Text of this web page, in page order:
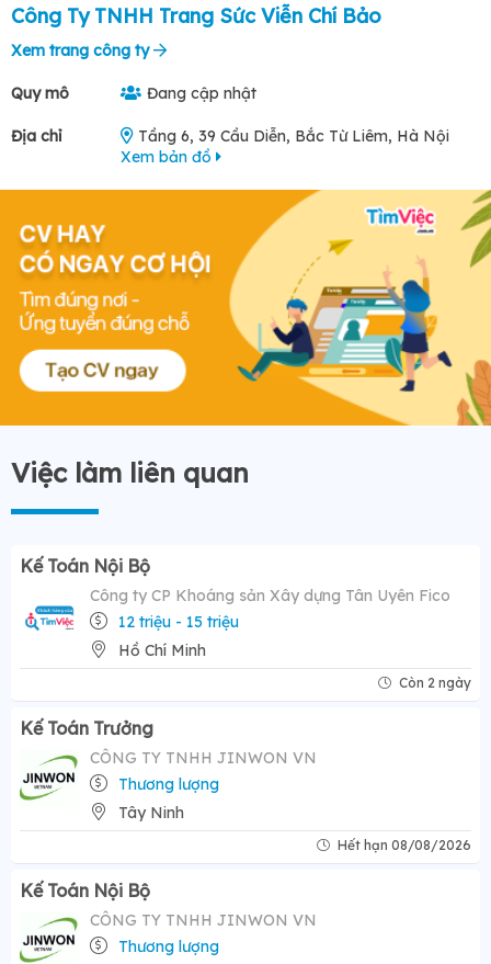
Công Ty TNHH Trang Sức Viễn Chí Bảo
Xem trang công ty
Quy mô Đang cập nhật
Địa chỉ
Tầng 6, 39 Cầu Diễn, Bắc Từ Liêm, Hà Nội
Xem bản đồ
Việc làm liên quan
Kế Toán Nội Bộ
Công ty CP Khoáng sản Xây dựng Tân Uyên Fico
12 triệu - 15 triệu
Hồ Chí Minh
Còn 2 ngày
Kế Toán Trưởng
CÔNG TY TNHH JINWON VN
Thương lượng
Tây Ninh
Hết hạn 08/08/2026
Kế Toán Nội Bộ
CÔNG TY TNHH JINWON VN
Thương lượng